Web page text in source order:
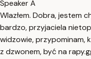
Speaker A
Wlazłem. Dobra, jestem
bardzo, przyjaciela
widzowie, przypominam,
z dzwonem, być na